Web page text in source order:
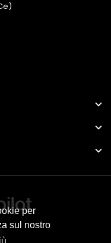
per
sul nostro